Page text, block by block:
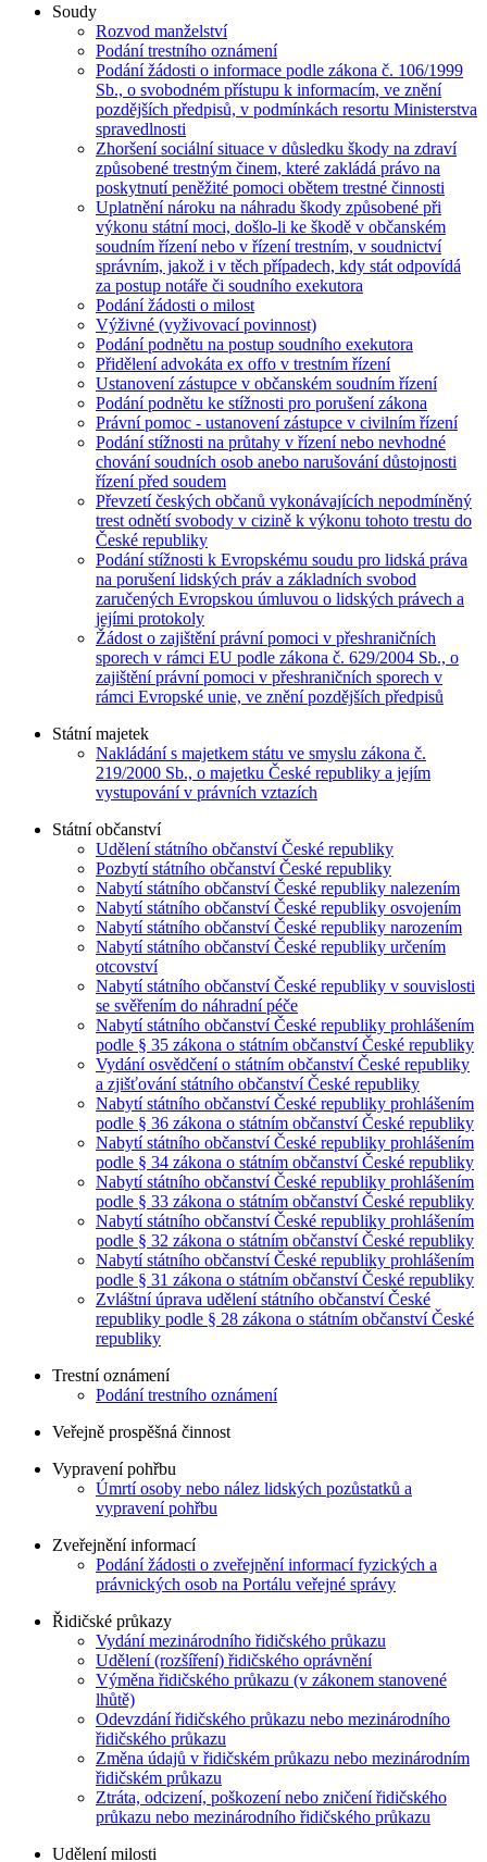
Soudy
Rozvod manželství
Podání trestního oznámení
Podání žádosti o informace podle zákona č. 106/1999
Sb., o svobodném přístupu k informacím, ve znění
pozdějších předpisů, v podmínkách resortu Ministerstva
spravedlnosti
Zhoršení sociální situace v důsledku škody na zdraví
způsobené trestným činem, které zakládá právo na
poskytnutí peněžité pomoci obětem trestné činnosti
Uplatnění nároku na náhradu škody způsobené při
výkonu státní moci, došlo-li ke škodě v občanském
soudním řízení nebo v řízení trestním, v soudnictví
správním, jakož i v těch případech, kdy stát odpovídá
za postup notáře či soudního exekutora
Podání žádosti o milost
Výživné (vyživovací povinnost)
Podání podnětu na postup soudního exekutora
Přidělení advokáta ex offo v trestním řízení
Ustanovení zástupce v občanském soudním řízení
Podání podnětu ke stížnosti pro porušení zákona
Právní pomoc - ustanovení zástupce v civilním řízení
Podání stížnosti na průtahy v řízení nebo nevhodné
chování soudních osob anebo narušování důstojnosti
řízení před soudem
Převzetí českých občanů vykonávajících nepodmíněný
trest odnětí svobody v cizině k výkonu tohoto trestu do
České republiky
Podání stížnosti k Evropskému soudu pro lidská práva
na porušení lidských práv a základních svobod
zaručených Evropskou úmluvou o lidských právech a
jejími protokoly
Žádost o zajištění právní pomoci v přeshraničních
sporech v rámci EU podle zákona č. 629/2004 Sb., o
zajištění právní pomoci v přeshraničních sporech v
rámci Evropské unie, ve znění pozdějších předpisů
Státní majetek
Nakládání s majetkem státu ve smyslu zákona č.
219/2000 Sb., o majetku České republiky a jejím
vystupování v právních vztazích
Státní občanství
Udělení státního občanství České republiky
Pozbytí státního občanství České republiky
Nabytí státního občanství České republiky nalezením
Nabytí státního občanství České republiky osvojením
Nabytí státního občanství České republiky narozením
Nabytí státního občanství České republiky určením
otcovství
Nabytí státního občanství České republiky v souvislosti
se svěřením do náhradní péče
Nabytí státního občanství České republiky prohlášením
podle § 35 zákona o státním občanství České republiky
Vydání osvědčení o státním občanství České republiky
a zjišťování státního občanství České republiky
Nabytí státního občanství České republiky prohlášením
podle § 36 zákona o státním občanství České republiky
Nabytí státního občanství České republiky prohlášením
podle § 34 zákona o státním občanství České republiky
Nabytí státního občanství České republiky prohlášením
podle § 33 zákona o státním občanství České republiky
Nabytí státního občanství České republiky prohlášením
podle § 32 zákona o státním občanství České republiky
Nabytí státního občanství České republiky prohlášením
podle § 31 zákona o státním občanství České republiky
Zvláštní úprava udělení státního občanství České
republiky podle § 28 zákona o státním občanství České
republiky
Trestní oznámení
Podání trestního oznámení
Veřejně prospěšná činnost
Vypravení pohřbu
Úmrtí osoby nebo nález lidských pozůstatků a
vypravení pohřbu
Zveřejnění informací
Podání žádosti o zveřejnění informací fyzických a
právnických osob na Portálu veřejné správy
Řidičské průkazy
Vydání mezinárodního řidičského průkazu
Udělení (rozšíření) řidičského oprávnění
Výměna řidičského průkazu (v zákonem stanovené
lhůtě)
Odevzdání řidičského průkazu nebo mezinárodního
řidičského průkazu
Změna údajů v řidičském průkazu nebo mezinárodním
řidičském průkazu
Ztráta, odcizení, poškození nebo zničení řidičského
průkazu nebo mezinárodního řidičského průkazu
Udělení milosti